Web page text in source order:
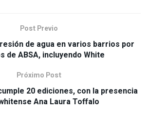
Post Previo
de agua en varios barrios por
de ABSA, incluyendo White
Próximo Post
20 ediciones, con la presencia
Ana Laura Toffalo